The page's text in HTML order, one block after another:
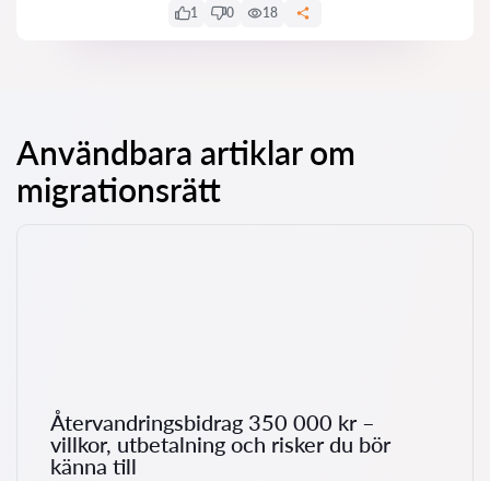
1 0 18
Användbara artiklar om
migrationsrätt
Återvandringsbidrag 350 000 kr –
villkor, utbetalning och risker du bör
känna till